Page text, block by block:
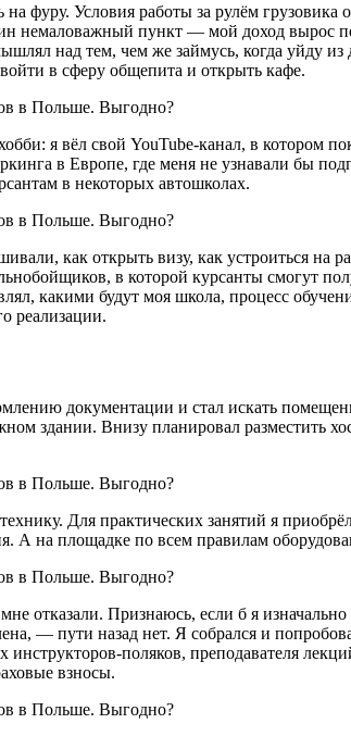
фуру. Условия работы за рулём
немаловажный пункт — мой доход вырос
над тем, чем же займусь, когда уйду
в сферу общепита и открыть кафе.
я вёл свой YouTube-канал, в котором
в Европе, где меня не узнавали бы
в некоторых автошколах.
как открыть визу, как устроиться
в которой курсанты смогут
какими будут моя школа, процесс
реализации.
документации и стал искать
здании. Внизу планировал разместить
Для практических занятий я
А на площадке по всем правилам
отказали. Признаюсь, если б я
— пути назад нет. Я собрался и
поляков, преподавателя
взносы.